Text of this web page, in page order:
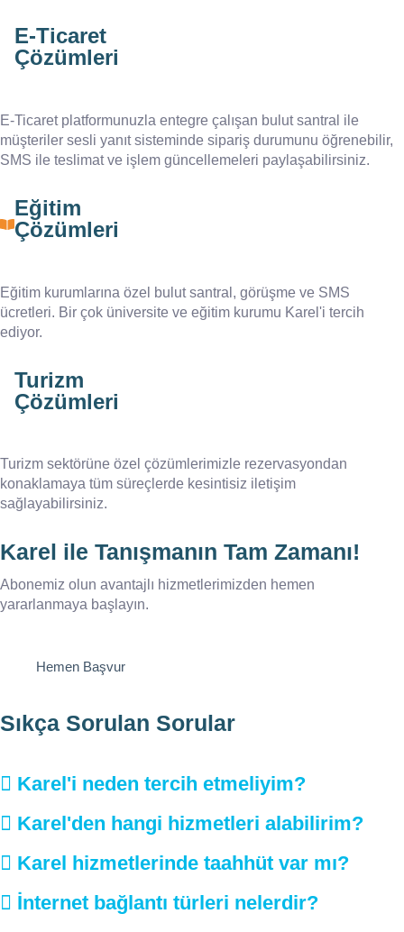
E-Ticaret
Çözümleri
E-Ticaret platformunuzla entegre çalışan bulut santral ile
müşteriler sesli yanıt sisteminde sipariş durumunu öğrenebilir,
SMS ile teslimat ve işlem güncellemeleri paylaşabilirsiniz.
Eğitim
Çözümleri
Eğitim kurumlarına özel bulut santral, görüşme ve SMS
ücretleri. Bir çok üniversite ve eğitim kurumu Karel'i tercih
ediyor.
Turizm
Çözümleri
Turizm sektörüne özel çözümlerimizle rezervasyondan
konaklamaya tüm süreçlerde kesintisiz iletişim
sağlayabilirsiniz.
Karel ile Tanışmanın Tam Zamanı!
Abonemiz olun avantajlı hizmetlerimizden hemen
yararlanmaya başlayın.
Hemen Başvur
Sıkça Sorulan Sorular
Karel'i neden tercih etmeliyim?
Karel'den hangi hizmetleri alabilirim?
Karel hizmetlerinde taahhüt var mı?
İnternet bağlantı türleri nelerdir?